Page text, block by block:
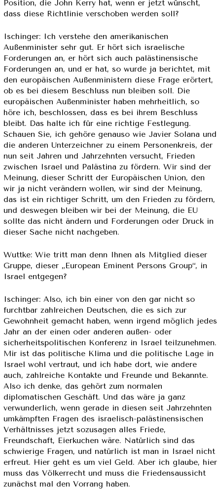
Position, die John Kerry hat, wenn er jetzt wünscht,
dass diese Richtlinie verschoben werden soll?
Ischinger: Ich verstehe den amerikanischen
Außenminister sehr gut. Er hört sich israelische
Forderungen an, er hört sich auch palästinensische
Forderungen an, und er hat, so wurde ja berichtet, mit
den europäischen Außenministern diese Frage erörtert,
ob es bei diesem Beschluss nun bleiben soll. Die
europäischen Außenminister haben mehrheitlich, so
höre ich, beschlossen, dass es bei ihrem Beschluss
bleibt. Das halte ich für eine richtige Festlegung.
Schauen Sie, ich gehöre genauso wie Javier Solana und
die anderen Unterzeichner zu einem Personenkreis, der
nun seit Jahren und Jahrzehnten versucht, Frieden
zwischen Israel und Palästina zu fördern. Wir sind der
Meinung, dieser Schritt der Europäischen Union, den
wir ja nicht verändern wollen, wir sind der Meinung,
das ist ein richtiger Schritt, um den Frieden zu fördern,
und deswegen bleiben wir bei der Meinung, die EU
sollte das nicht ändern und Forderungen oder Druck in
dieser Sache nicht nachgeben.
Wuttke: Wie tritt man denn Ihnen als Mitglied dieser
Gruppe, dieser „European Eminent Persons Group“, in
Israel entgegen?
Ischinger: Also, ich bin einer von den gar nicht so
furchtbar zahlreichen Deutschen, die es sich zur
Gewohnheit gemacht haben, wenn irgend möglich jedes
Jahr an der einen oder anderen außen- oder
sicherheitspolitischen Konferenz in Israel teilzunehmen.
Mir ist das politische Klima und die politische Lage in
Israel wohl vertraut, und ich habe dort, wie andere
auch, zahlreiche Kontakte und Freunde und Bekannte.
Also ich denke, das gehört zum normalen
diplomatischen Geschäft. Und das wäre ja ganz
verwunderlich, wenn gerade in diesen seit Jahrzehnten
umkämpften Fragen des israelisch-palästinensischen
Verhältnisses jetzt sozusagen alles Friede,
Freundschaft, Eierkuchen wäre. Natürlich sind das
schwierige Fragen, und natürlich ist man in Israel nicht
erfreut. Hier geht es um viel Geld. Aber ich glaube, hier
muss das Völkerrecht und muss die Friedensaussicht
zunächst mal den Vorrang haben.